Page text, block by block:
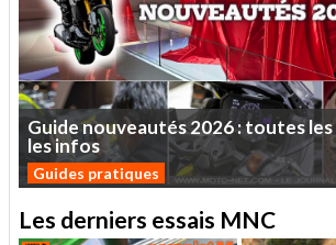
Guidenouveautés2026:toutesles
lesinfos
Guides pratiques
Les derniers essais MNC